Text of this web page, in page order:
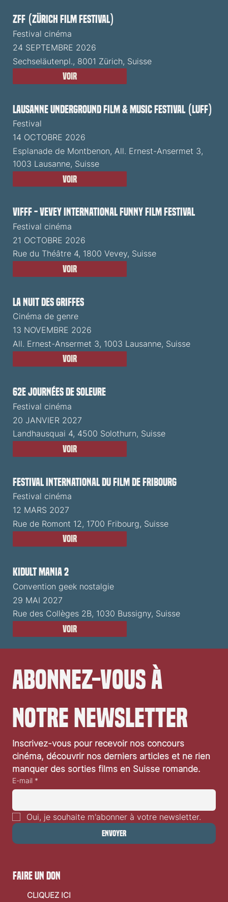
ZFF (Zürich Film Festival)
Festival cinéma
24 SEPTEMBRE 2026
Sechseläutenpl., 8001 Zürich, Suisse
Voir
Lausanne Underground Film & Music Festival (LUFF)
Festival
14 OCTOBRE 2026
Esplanade de Montbenon, All. Ernest-Ansermet 3,
1003 Lausanne, Suisse
Voir
VIFFF - Vevey International Funny Film Festival
Festival cinéma
21 OCTOBRE 2026
Rue du Théâtre 4, 1800 Vevey, Suisse
Voir
La Nuit des Griffes
Cinéma de genre
13 NOVEMBRE 2026
All. Ernest-Ansermet 3, 1003 Lausanne, Suisse
Voir
62e Journées de Soleure
Festival cinéma
20 JANVIER 2027
Landhausquai 4, 4500 Solothurn, Suisse
Voir
Festival International du Film de Fribourg
Festival cinéma
12 MARS 2027
Rue de Romont 12, 1700 Fribourg, Suisse
Voir
Kidult Mania 2
Convention geek nostalgie
29 MAI 2027
Rue des Collèges 2B, 1030 Bussigny, Suisse
Voir
Abonnez-vous à
notre newsletter
Inscrivez-vous pour recevoir nos concours
cinéma, découvrir nos derniers articles et ne rien
manquer des sorties films en Suisse romande.
E-mail *
Oui, je souhaite m'abonner à votre newsletter.
Envoyer
faire un don
CLIQUEZ ICI